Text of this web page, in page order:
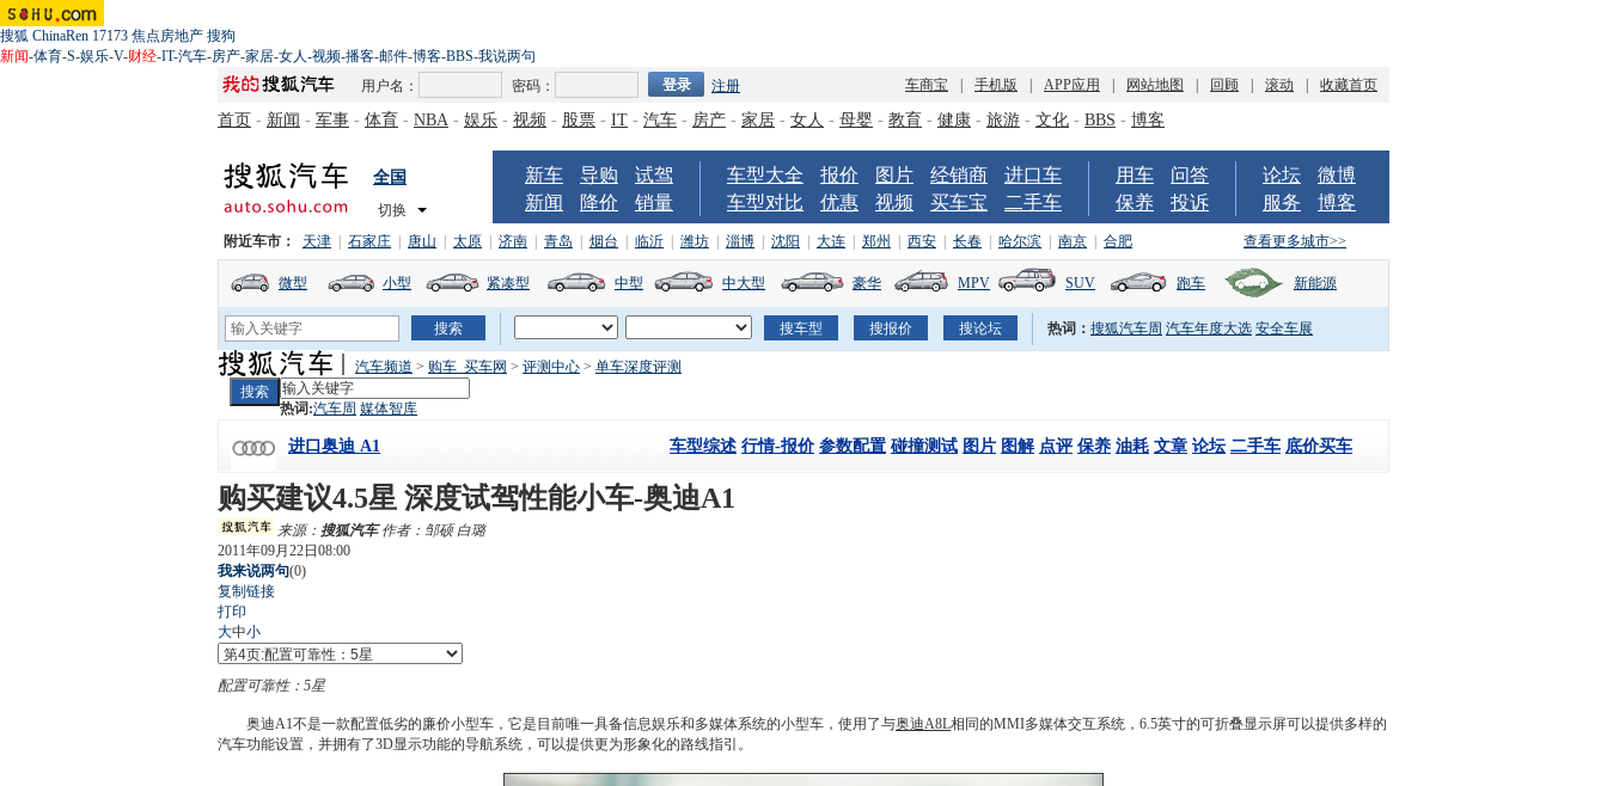
搜狐 ChinaRen 17173 焦点房地产 搜狗
新闻-体育-S-娱乐-V-财经-IT-汽车-房产-家居-女人-视频-播客-邮件-博客-BBS-我说两句
用户名：
密码： 注册 车商宝 手机版 APP应用 网站地图 回顾 滚动 收藏首页
首页 - 新闻 - 军事 - 体育 - NBA - 娱乐 - 视频 - 股票 - IT - 汽车 - 房产 - 家居 - 女人 - 母婴 - 教育 - 健康 - 旅游 - 文化 - BBS - 博客
全国
切换
新车 导购
试驾
新闻
降价 销量
车型大全 报价 图片 经销商
进口车
车型对比
优惠 视频 买车宝 二手车
用车
问答
保养
投诉
论坛
微博
服务
博客
查看更多城市>>
附近车市： 天津 石家庄 唐山 太原 济南 青岛 烟台 临沂 潍坊 淄博 沈阳 大连 郑州 西安 长春 哈尔滨 南京 合肥
微型 小型 紧凑型 中型 中大型 豪华 MPV SUV 跑车 新能源
热词： 搜狐汽车周 汽车年度大选 安全车展
汽车频道 > 购车_买车网 > 评测中心 > 单车深度评测
热词:汽车周 媒体智库
车型综述 行情-报价 参数配置 碰撞测试 图片 图解 点评 保养 油耗 文章 论坛 二手车 底价买车
进口奥迪 A1
购买建议4.5星 深度试驾性能小车-奥迪A1
来源： 搜狐汽车作者：邹硕 白璐
2011年09月22日08:00
我来说两句(0)
复制链接
打印
大中小
配置可靠性：5星
奥迪A1不是一款配置低劣的廉价小型车 ，它是目前唯一具备信息娱乐和多媒体系统的小型车 ，使用了与奥迪A8L相同的MMI多媒体交互系统，6.5英寸的可折叠显示屏可以提供多样的
汽车功能设置，并拥有了3D显示功能的导航系统，可以提供更为形象化的路线指引。